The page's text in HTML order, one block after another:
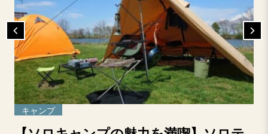
キャンプ